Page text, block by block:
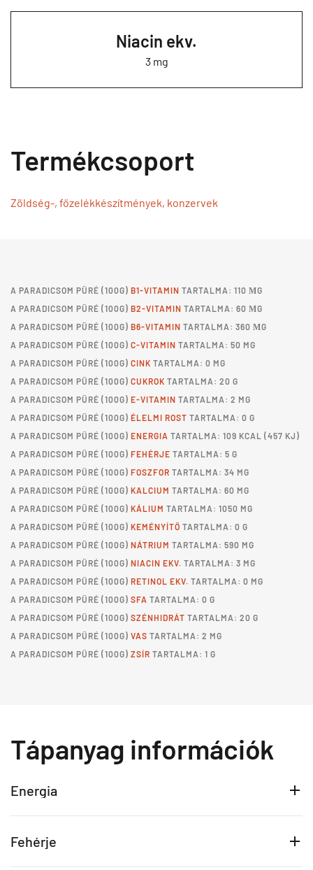
Niacin ekv.
3 mg
Termékcsoport
Zöldség-, főzelékkészítmények, konzervek
A PARADICSOM PÜRÉ (100G) B1-VITAMIN TARTALMA: 110 ΜG
A PARADICSOM PÜRÉ (100G) B2-VITAMIN TARTALMA: 60 ΜG
A PARADICSOM PÜRÉ (100G) B6-VITAMIN TARTALMA: 360 ΜG
A PARADICSOM PÜRÉ (100G) C-VITAMIN TARTALMA: 50 MG
A PARADICSOM PÜRÉ (100G) CINK TARTALMA: 0 MG
A PARADICSOM PÜRÉ (100G) CUKROK TARTALMA: 20 G
A PARADICSOM PÜRÉ (100G) E-VITAMIN TARTALMA: 2 MG
A PARADICSOM PÜRÉ (100G) ÉLELMI ROST TARTALMA: 0 G
A PARADICSOM PÜRÉ (100G) ENERGIA TARTALMA: 109 KCAL (457 KJ)
A PARADICSOM PÜRÉ (100G) FEHÉRJE TARTALMA: 5 G
A PARADICSOM PÜRÉ (100G) FOSZFOR TARTALMA: 34 MG
A PARADICSOM PÜRÉ (100G) KALCIUM TARTALMA: 60 MG
A PARADICSOM PÜRÉ (100G) KÁLIUM TARTALMA: 1050 MG
A PARADICSOM PÜRÉ (100G) KEMÉNYÍTŐ TARTALMA: 0 G
A PARADICSOM PÜRÉ (100G) NÁTRIUM TARTALMA: 590 MG
A PARADICSOM PÜRÉ (100G) NIACIN EKV. TARTALMA: 3 MG
A PARADICSOM PÜRÉ (100G) RETINOL EKV. TARTALMA: 0 MG
A PARADICSOM PÜRÉ (100G) SFA TARTALMA: 0 G
A PARADICSOM PÜRÉ (100G) SZÉNHIDRÁT TARTALMA: 20 G
A PARADICSOM PÜRÉ (100G) VAS TARTALMA: 2 MG
A PARADICSOM PÜRÉ (100G) ZSÍR TARTALMA: 1 G
Tápanyag információk
Energia
Fehérje